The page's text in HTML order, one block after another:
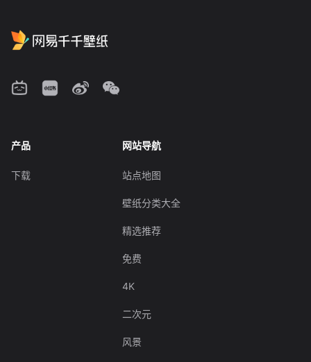
产品
下载
网站导航
站点地图
壁纸分类大全
精选推荐
免费
4K
二次元
风景